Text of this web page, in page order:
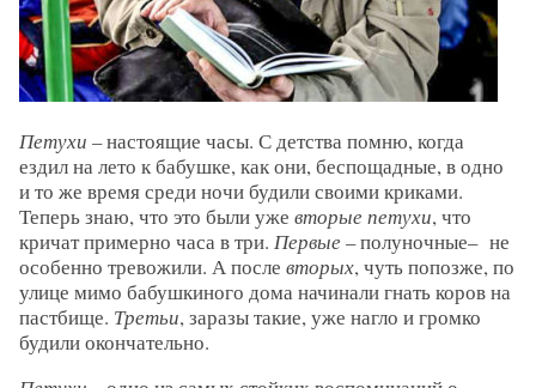
Петухи – настоящие часы. С детства помню, когда
ездил на лето к бабушке, как они, беспощадные, в одно
и то же время среди ночи будили своими криками.
Теперь знаю, что это были ужевторые петухи, что
кричат примерно часа в три.Первые – полуночные– не
особенно тревожили. А послевторых, чуть попозже, по
улице мимо бабушкиного дома начинали гнать коров на
пастбище. Третьи, заразы такие, уже нагло и громко
будили окончательно.